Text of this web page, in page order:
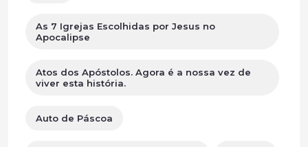
As 7 Igrejas Escolhidas por Jesus no
Apocalipse
Atos dos Apóstolos. Agora é a nossa vez de
viver esta história.
Auto de Páscoa